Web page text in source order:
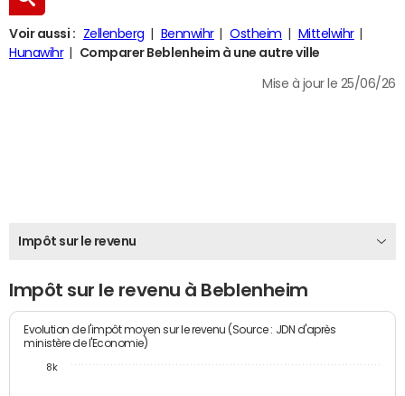
Voir aussi : Zellenberg Bennwihr Ostheim
Mittelwihr
Hunawihr
Comparer Beblenheim à une autre ville
Mise à jour le 25/06/26
Impôt sur le revenu
Impôt sur le revenu à Beblenheim
Evolution de l'impôt moyen sur le revenu (Source : JDN d'après
ministère de l'Economie)
8k